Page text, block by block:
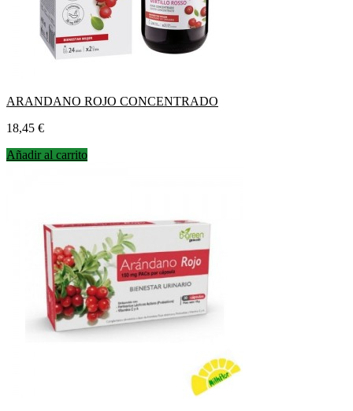
ARANDANO ROJO CONCENTRADO
Precio
18,45 €
Añadir al carrito